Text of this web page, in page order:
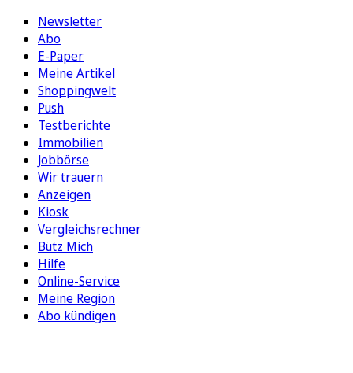
Newsletter
Abo
E-Paper
Meine Artikel
Shoppingwelt
Push
Testberichte
Immobilien
Jobbörse
Wir trauern
Anzeigen
Kiosk
Vergleichsrechner
Bütz Mich
Hilfe
Online-Service
Meine Region
Abo kündigen